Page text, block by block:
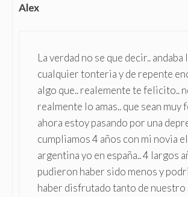
Alex
La verdad no se que decir.. andaba
cualquier tonteria y de repente
algo que.. realemente te felicito..
realmente lo amas.. que sean muy
ahora estoy pasando por una
cumpliamos 4 años con mi novia
argentina yo en españa.. 4 largos
pudieron haber sido menos y
haber disfrutado tanto de nuestro